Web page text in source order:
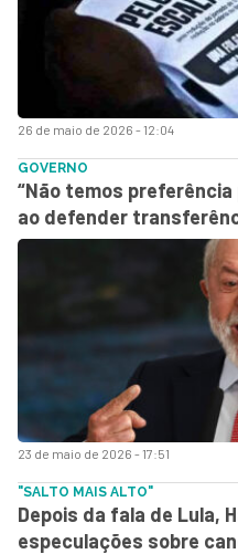
26 de maio de 2026 - 12:04
23 de maio de 2026 - 17:51
GOVERNO
“Não temos preferência
ao defender
"SALTO MAIS ALTO"
Depois da fala de Lula,
especulações sobre